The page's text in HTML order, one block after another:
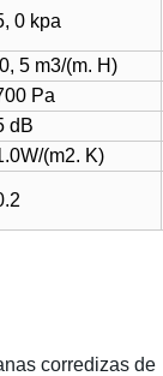
0 kpa
5 m3/(m. H)
Pa
dB
(m2. K)
corredizas de